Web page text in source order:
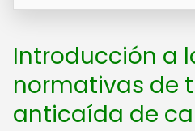
Introducción a
normativas de
anticaída de